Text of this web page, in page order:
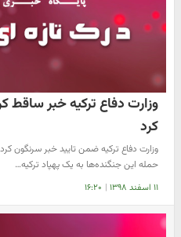
وزارت دفاع ترکیه خبر ساقط
کرد
وزارت دفاع ترکیه ضمن تایید خبر سرنگون
حمله این جنگنده‌ها به یک پهپاد ترکیه…
۱۱ اسفند ۱۳۹۸ | ۱۶:۲۰